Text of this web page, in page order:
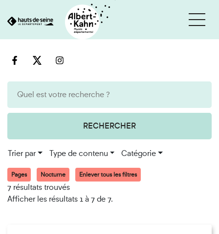
au
RECHERCHER
Trier par Type de contenu Catégorie
Pages Nocturne Enlever tous les filtres
7 résultats trouvés
Afficher les résultats 1 à 7 de 7.
Cookies et traceurs utilisés sur ce site